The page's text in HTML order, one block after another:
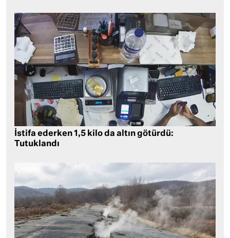
İstifa ederken 1,5 kilo da altın götürdü:
Tutuklandı